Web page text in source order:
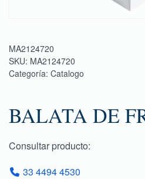
MA2124720
SKU: MA2124720
Categoría: Catalogo
BALATA DE
Consultar producto:
33 4494 4530